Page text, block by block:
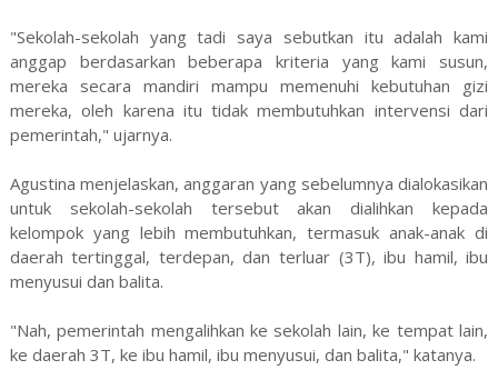
"Sekolah-sekolah yang tadi saya sebutkan itu adalah kami
anggap berdasarkan beberapa kriteria yang kami susun,
mereka secara mandiri mampu memenuhi kebutuhan gizi
mereka, oleh karena itu tidak membutuhkan intervensi dari
pemerintah," ujarnya.
Agustina menjelaskan, anggaran yang sebelumnya dialokasikan
untuk sekolah-sekolah tersebut akan dialihkan kepada
kelompok yang lebih membutuhkan, termasuk anak-anak di
daerah tertinggal, terdepan, dan terluar (3T), ibu hamil, ibu
menyusui dan balita.
"Nah, pemerintah mengalihkan ke sekolah lain, ke tempat lain,
ke daerah 3T, ke ibu hamil, ibu menyusui, dan balita," katanya.